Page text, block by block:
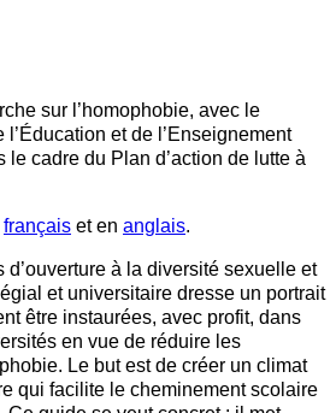
sur l’homophobie, avec le
et de l’Enseignement
le cadre du Plan d’action de lutte à
français et en anglais.
d’ouverture à la diversité sexuelle et
et universitaire dresse un portrait
être instaurées, avec profit, dans
en vue de réduire les
Le but est de créer un climat
qui facilite le cheminement scolaire